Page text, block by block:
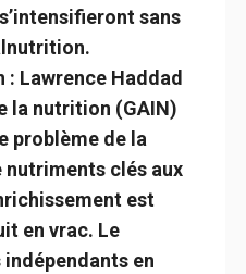
sans
: Lawrence Haddad
la nutrition (GAIN)
problème de la
nutriments clés aux
est
en vrac. Le
indépendants en